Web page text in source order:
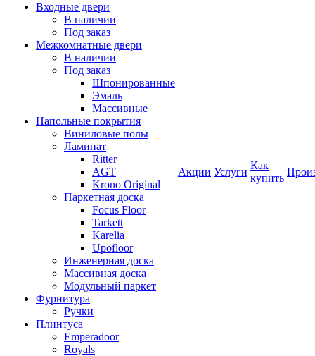
Входные двери
В наличии
Под заказ
Межкомнатные двери
В наличии
Под заказ
Шпонированные
Эмаль
Массивные
Напольные покрытия
Виниловые полы
Ламинат
Ritter
AGT
Krono Original
Паркетная доска
Focus Floor
Tarkett
Karelia
Upofloor
Инженерная доска
Массивная доска
Модульный паркет
Фурнитура
Ручки
Плинтуса
Emperadoor
Royals
Акции Услуги
Как
купить